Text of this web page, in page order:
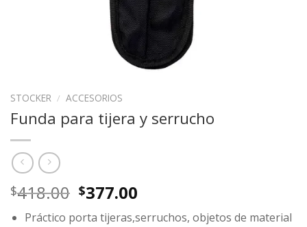
STOCKER / ACCESORIOS
Funda para tijera y serrucho
$418.00 Original
price
$377.00
price
Práctico porta tijeras,serruchos, objetos de material